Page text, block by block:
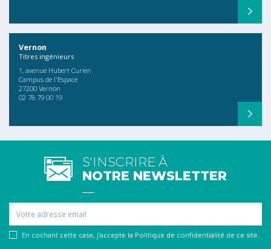
Vernon
Titres ingénieurs
1, avenue Hubert Curien
Campus de l'Espace
27200 Vernon
02 78 79 00 19
S'INSCRIRE À
NOTRE NEWSLETTER
En cochant cette case, j’accepte la Politique de confidentialité de ce site.